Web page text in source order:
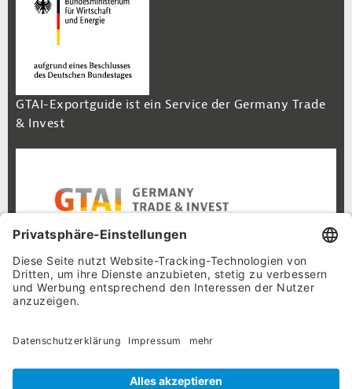
GTAI-Exportguide ist ein Service der Germany Trade
& Invest
Footer Navigation
Inhalt
Cookie-Einstellungen
Datenschutz